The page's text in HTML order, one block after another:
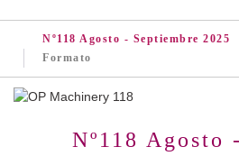
Nº118 Agosto - Septiembre 2025
Formato
Nº118 Agosto